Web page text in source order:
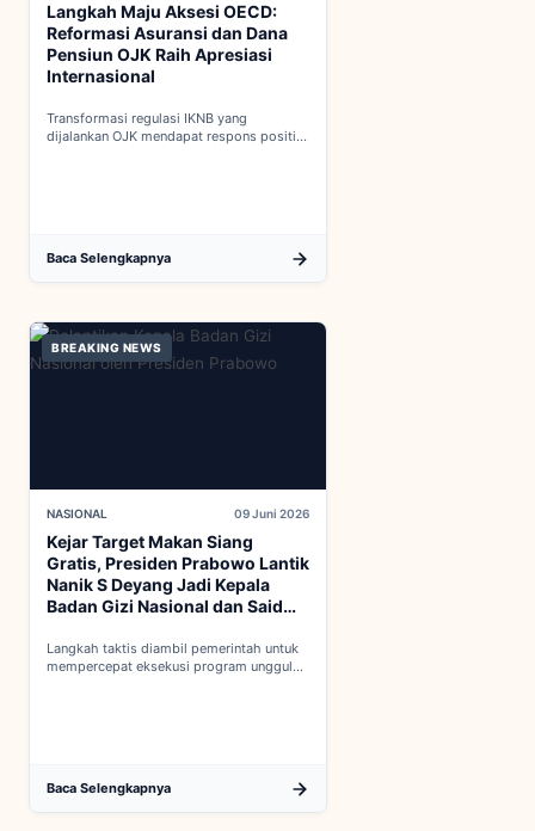
Langkah Maju Aksesi OECD:
Reformasi Asuransi dan Dana
Pensiun OJK Raih Apresiasi
Internasional
Transformasi regulasi IKNB yang
dijalankan OJK mendapat respons positif
Baca Selengkapnya
BREAKING NEWS
NASIONAL 09 Juni 2026
Kejar Target Makan Siang
Gratis, Presiden Prabowo Lantik
Nanik S Deyang Jadi Kepala
Badan Gizi Nasional dan Said
Langkah taktis diambil pemerintah untuk
mempercepat eksekusi program unggulan
Baca Selengkapnya